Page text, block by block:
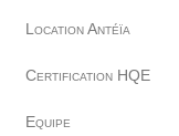
Location Antéïa
Certification HQE
Equipe